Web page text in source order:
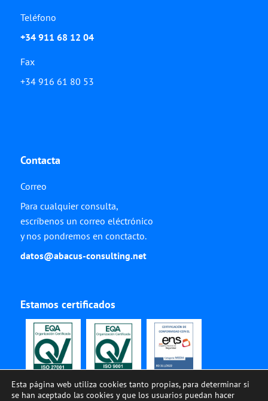
Teléfono
+34 911 68 12 04
Fax
+34 916 61 80 53
Contacta
Correo
Para cualquier consulta,
escríbenos un correo eléctrónico
y nos pondremos en conctacto.
datos@abacus-consulting.net
Estamos certificados
Esta página web utiliza cookies tanto propias, para determinar si
se han aceptado las cookies y que los usuarios puedan hacer